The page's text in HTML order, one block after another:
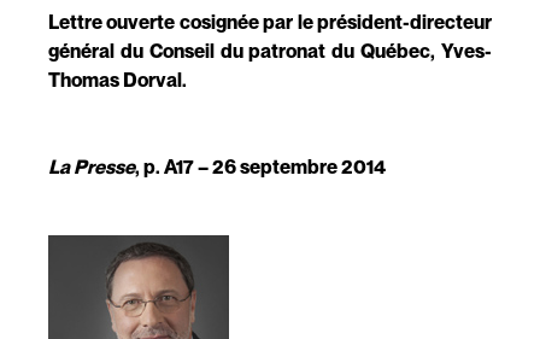
Lettre ouverte cosignée par le président-directeur
général du Conseil du patronat du Québec, Yves-
Thomas Dorval.
La Presse, p. A17 – 26 septembre 2014